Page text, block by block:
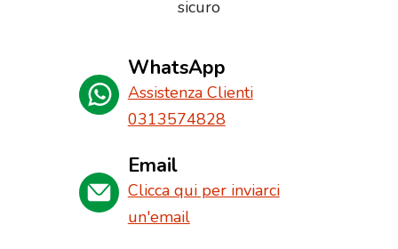
sicuro
WhatsApp
Assistenza Clienti
0313574828
Email
Clicca qui per inviarci
un'email